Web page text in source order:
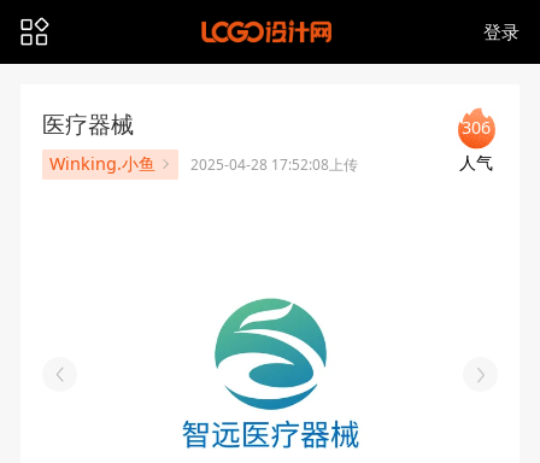
登录
医疗器械
Winking.小鱼 2025-04-28 17:52:08上传
306
人气